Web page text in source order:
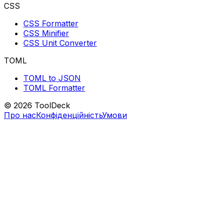
CSS
CSS Formatter
CSS Minifier
CSS Unit Converter
TOML
TOML to JSON
TOML Formatter
© 2026 ToolDeck
Про насКонфіденційністьУмови